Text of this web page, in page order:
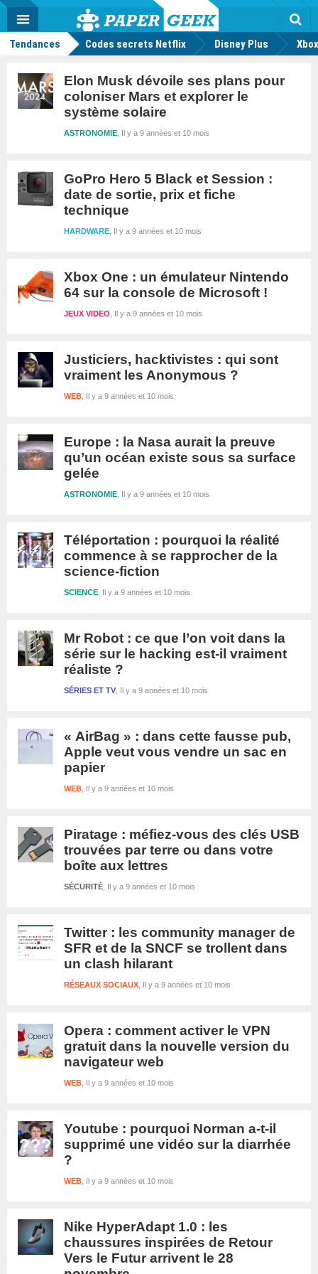
Actu
geek
MENU
Tendances Codes secrets Netflix Disney Plus
Elon Musk dévoile ses plans pour
coloniser Mars et explorer le
système solaire
Il y a 9 années et 10 mois
ASTRONOMIE
GoPro Hero 5 Black et Session :
date de sortie, prix et fiche
technique
Il y a 9 années et 10 mois
HARDWARE
Xbox One : un émulateur Nintendo
64 sur la console de Microsoft !
Il y a 9 années et 10 mois
JEUX VIDEO
Justiciers, hacktivistes : qui sont
vraiment les Anonymous ?
Il y a 9 années et 10 mois
WEB
Europe : la Nasa aurait la preuve
qu’un océan existe sous sa surface
gelée
Il y a 9 années et 10 mois
ASTRONOMIE
Téléportation : pourquoi la réalité
commence à se rapprocher de la
science-fiction
Il y a 9 années et 10 mois
SCIENCE
Mr Robot : ce que l’on voit dans la
série sur le hacking est-il vraiment
réaliste ?
Il y a 9 années et 10 mois
SÉRIES ET TV
« AirBag » : dans cette fausse pub,
Apple veut vous vendre un sac en
papier
Il y a 9 années et 10 mois
WEB
Piratage : méfiez-vous des clés USB
trouvées par terre ou dans votre
boîte aux lettres
Il y a 9 années et 10 mois
SÉCURITÉ
Twitter : les community manager de
SFR et de la SNCF se trollent dans
un clash hilarant
Il y a 9 années et 10 mois
RÉSEAUX SOCIAUX
Opera : comment activer le VPN
gratuit dans la nouvelle version du
navigateur web
Il y a 9 années et 10 mois
WEB
Youtube : pourquoi Norman a-t-il
supprimé une vidéo sur la diarrhée
?
Il y a 9 années et 10 mois
WEB
Nike HyperAdapt 1.0 : les
chaussures inspirées de Retour
Vers le Futur arrivent le 28
Mode
FacebookTwitter Youtube